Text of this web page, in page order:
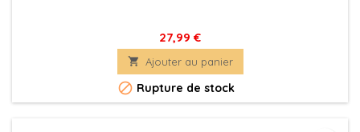
27,99 €
 Ajouter au panier
 Rupture de stock